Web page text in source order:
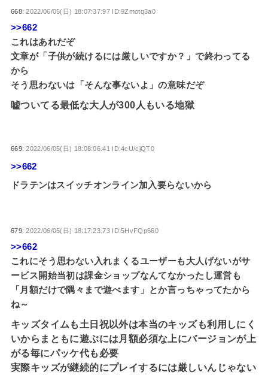
668:2022/06/05(日) 18:07:37.97 ID:9Zmotq3a0
>>662
これはあれだぞ
文章が「子供が続けるには厳しいですか？」で終わってる
から
そう思わないは「そんな事ないよ」の意味だぞ
嘘ついてる最低な大人が300人もいる地獄
669:2022/06/05(日) 18:08:06.41 ID:4cU/cjQT0
>>662
ドラテンはスイッチオンライン加入要らないから
679:2022/06/05(日) 18:17:23.73 ID:5HvFQp660
>>662
これにそう思わない入れまくるユーザーも大人げないがサ
ービス開始当初は課金ショップなんてなかったし運営も
「月額だけで隅々まで遊べます」とか言っちゃってたから
ね～
キッズタイムも土日祝以外は本当のキッズも利用しにく
いからまともに遊ぶには月額必須な上にバージョンが上
がる毎にパッケ代も必要
実際キッズが継続的にプレイするには厳しいんじゃない